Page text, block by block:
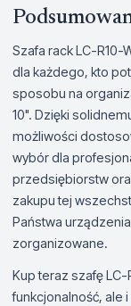
Szafa rack LC-R10-
dla każdego, kto
sposobu na
10". Dzięki
możliwości
wybór dla
przedsiębiorstw
zakupu tej
Państwa
zorganizowane.
Kup teraz szafę LC-
funkcjonalność, ale